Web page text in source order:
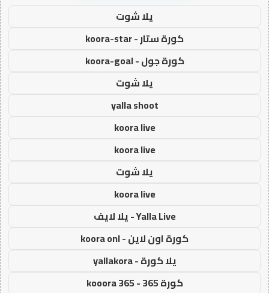
يلا شوت
كورة ستار - koora-star
كورة جول - koora-goal
يلا شوت
yalla shoot
koora live
koora live
يلا شوت
koora live
Yalla Live - يلا لايف
كورة اون لاين - koora onl
يلا كورة - yallakora
كورة 365 - kooora 365